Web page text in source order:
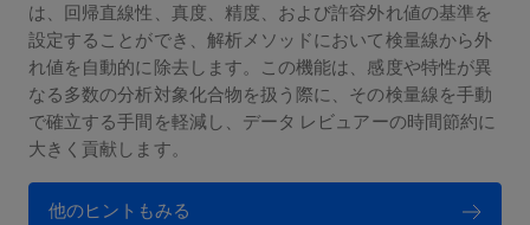
は、回帰直線性、真度、精度、および許容外れ値の基準を
設定することができ、解析メソッドにおいて検量線から外
れ値を自動的に除去します。この機能は、感度や特性が異
なる多数の分析対象化合物を扱う際に、その検量線を手動
で確立する手間を軽減し、データ レビュアーの時間節約に
大きく貢献します。
他のヒントもみる